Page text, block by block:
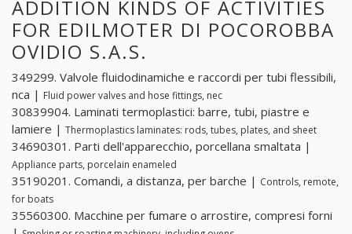
ADDITION KINDS OF ACTIVITIES
FOR EDILMOTER DI POCOROBBA
OVIDIO S.A.S.
349299. Valvole fluidodinamiche e raccordi per tubi flessibili,
nca | Fluid power valves and hose fittings, nec
30839904. Laminati termoplastici: barre, tubi, piastre e
lamiere | Thermoplastics laminates: rods, tubes, plates, and sheet
34690301. Parti dell'apparecchio, porcellana smaltata |
Appliance parts, porcelain enameled
35190201. Comandi, a distanza, per barche | Controls, remote,
for boats
35560300. Macchine per fumare o arrostire, compresi forni